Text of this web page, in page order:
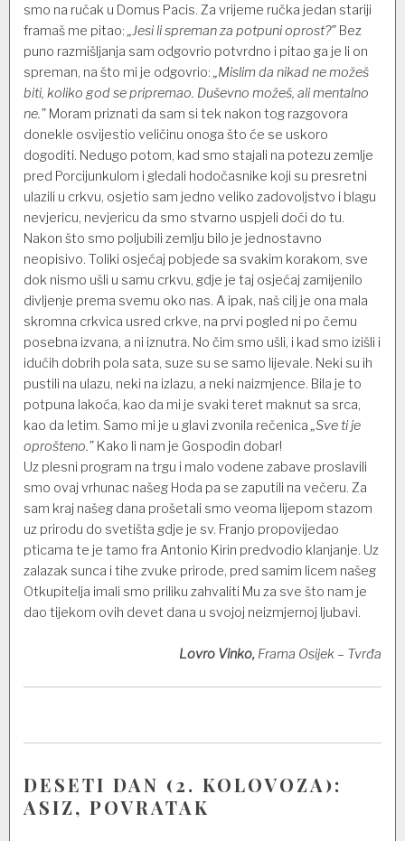
smo na ručak u Domus Pacis. Za vrijeme ručka jedan stariji
framaš me pitao: „Jesi li spreman za potpuni oprost?” Bez
puno razmišljanja sam odgovrio potvrdno i pitao ga je li on
spreman, na što mi je odgovrio: „Mislim da nikad ne možeš
biti, koliko god se pripremao. Duševno možeš, ali mentalno
ne.” Moram priznati da sam si tek nakon tog razgovora
donekle osvijestio veličinu onoga što će se uskoro
dogoditi. Nedugo potom, kad smo stajali na potezu zemlje
pred Porcijunkulom i gledali hodočasnike koji su presretni
ulazili u crkvu, osjetio sam jedno veliko zadovoljstvo i blagu
nevjericu, nevjericu da smo stvarno uspjeli doći do tu.
Nakon što smo poljubili zemlju bilo je jednostavno
neopisivo. Toliki osjećaj pobjede sa svakim korakom, sve
dok nismo ušli u samu crkvu, gdje je taj osjećaj zamijenilo
divljenje prema svemu oko nas. A ipak, naš cilj je ona mala
skromna crkvica usred crkve, na prvi pogled ni po čemu
posebna izvana, a ni iznutra. No čim smo ušli, i kad smo izišli i
idućih dobrih pola sata, suze su se samo lijevale. Neki su ih
pustili na ulazu, neki na izlazu, a neki naizmjence. Bila je to
potpuna lakoća, kao da mi je svaki teret maknut sa srca,
kao da letim. Samo mi je u glavi zvonila rečenica „Sve ti je
oprošteno.” Kako li nam je Gospodin dobar!
Uz plesni program na trgu i malo vodene zabave proslavili
smo ovaj vrhunac našeg Hoda pa se zaputili na večeru. Za
sam kraj našeg dana prošetali smo veoma lijepom stazom
uz prirodu do svetišta gdje je sv. Franjo propovijedao
pticama te je tamo fra Antonio Kirin predvodio klanjanje. Uz
zalazak sunca i tihe zvuke prirode, pred samim licem našeg
Otkupitelja imali smo priliku zahvaliti Mu za sve što nam je
dao tijekom ovih devet dana u svojoj neizmjernoj ljubavi.
Lovro Vinko, Frama Osijek – Tvrđa
DESETI DAN (2. KOLOVOZA):
ASIZ, POVRATAK